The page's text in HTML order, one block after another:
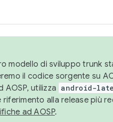
modello di sviluppo trunk
il codice sorgente su
utilizza android-
riferimento alla release più
ad AOSP.